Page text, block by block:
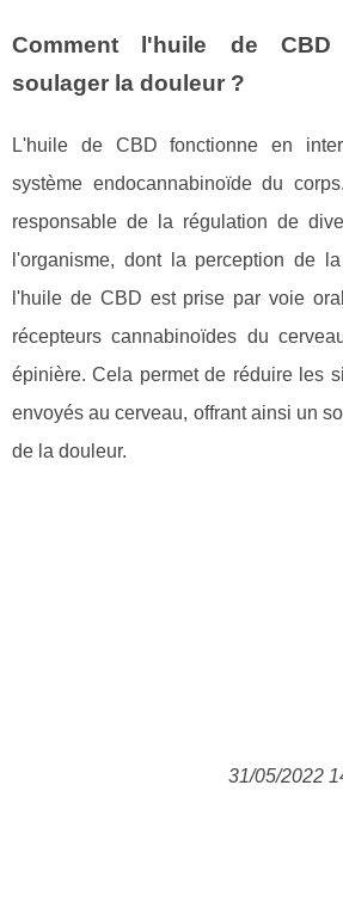
Comment l'huile de CBD
soulager la douleur ?
L'huile de CBD fonctionne en
système endocannabinoïde du
responsable de la régulation de
l'organisme, dont la perception de
l'huile de CBD est prise par voie
récepteurs cannabinoïdes du
épinière. Cela permet de réduire les
envoyés au cerveau, offrant ainsi un
de la douleur.
31/05/2022